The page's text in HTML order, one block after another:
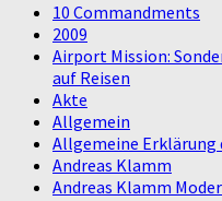
10 Commandments
2009
Airport Mission:
auf Reisen
Akte
Allgemein
Allgemeine Erklärung
Andreas Klamm
Andreas Klamm